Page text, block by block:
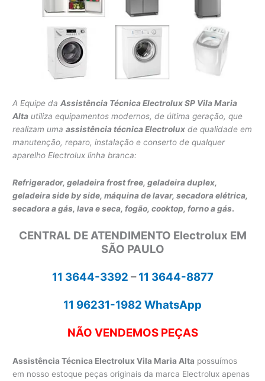
A Equipe daAssistência Técnica Electrolux SP Vila Maria
Alta utiliza equipamentos modernos, de última geração, que
realizam umaassistência técnica Electrolux de qualidade em
manutenção, reparo, instalação e conserto de qualquer
aparelho Electrolux linha branca:
Refrigerador, geladeira frost free, geladeira duplex,
geladeira side by side,máquina de lavar,secadora elétrica,
secadora a gás, lava e seca,fogão, cooktop, forno a gás.
CENTRAL DE ATENDIMENTO Electrolux EM
SÃO PAULO
11 3644-3392 –11 3644-8877
11 96231-1982 WhatsApp
NÃO VENDEMOS PEÇAS
Assistência Técnica Electrolux Vila Maria Alta possuímos
em nosso estoque peças originais da marca Electrolux apenas